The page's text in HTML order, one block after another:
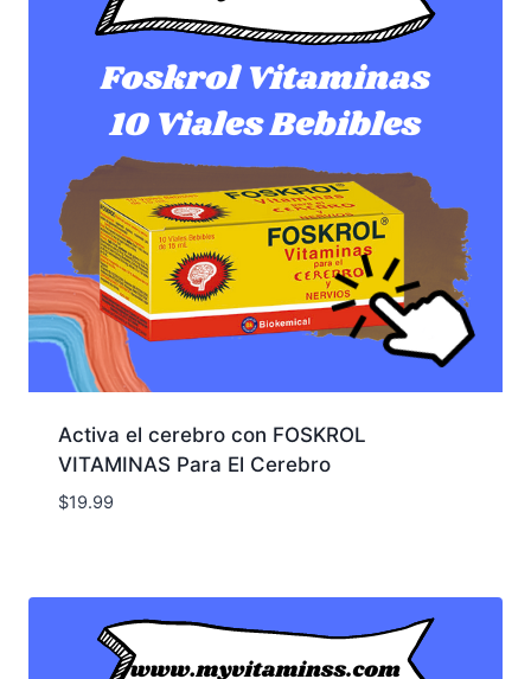
Activa el cerebro con FOSKROL
VITAMINAS Para El Cerebro
$19.99